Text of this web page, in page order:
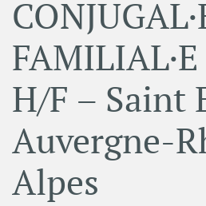
H/F – Saint
Auvergne-
Alpes